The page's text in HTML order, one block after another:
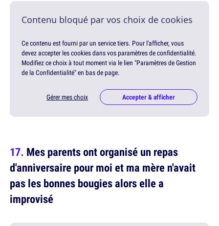
Contenu bloqué par vos choix de cookies
Ce contenu est fourni par un service tiers. Pour l'afficher, vous
devez accepter les cookies dans vos paramètres de confidentialité.
Modifiez ce choix à tout moment via le lien "Paramètres de Gestion
de la Confidentialité" en bas de page.
Gérer mes choix Accepter & afficher
Mes parents ont organisé un repas
d'anniversaire pour moi et ma mère n'avait
pas les bonnes bougies alors elle a
improvisé